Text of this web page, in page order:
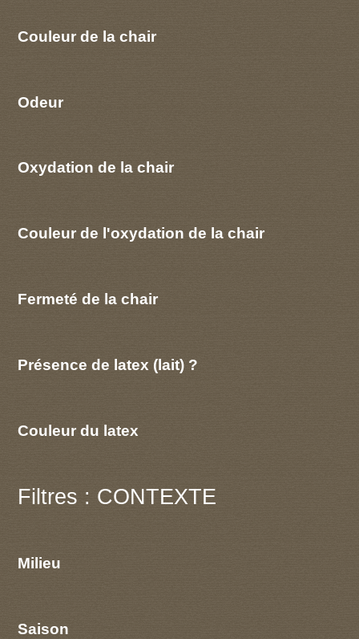
Couleur de la chair
Odeur
Oxydation de la chair
Couleur de l'oxydation de la chair
Fermeté de la chair
Présence de latex (lait) ?
Couleur du latex
Filtres : CONTEXTE
Milieu
Saison